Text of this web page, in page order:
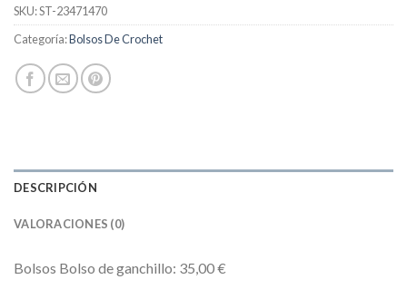
SKU:ST-23471470
Categoría:Bolsos De Crochet
DESCRIPCIÓN
VALORACIONES (0)
Bolsos Bolso de ganchillo: 35,00 €